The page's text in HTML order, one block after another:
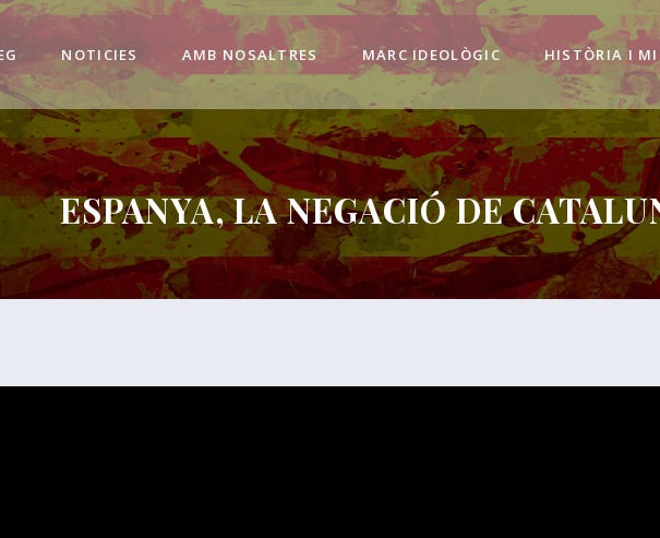
NOTICIES AMB NOSALTRES MARC IDEOLÒGIC HISTÒRIA I
ESPANYA, LA NEGACIÓ DE